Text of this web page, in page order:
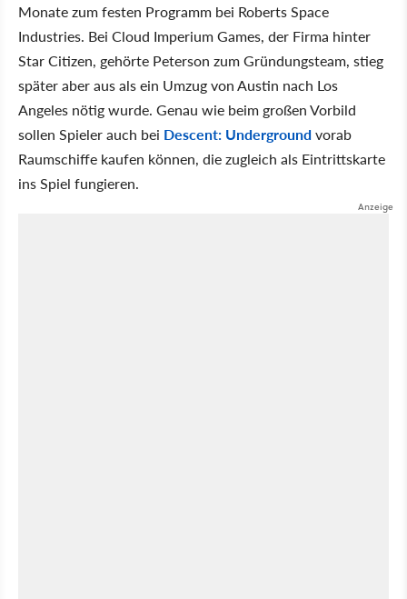
Monate zum festen Programm bei Roberts Space
Industries. Bei Cloud Imperium Games, der Firma hinter
Star Citizen, gehörte Peterson zum Gründungsteam, stieg
später aber aus als ein Umzug von Austin nach Los
Angeles nötig wurde. Genau wie beim großen Vorbild
sollen Spieler auch bei Descent: Undergroundvorab
Raumschiffe kaufen können, die zugleich als Eintrittskarte
ins Spiel fungieren.